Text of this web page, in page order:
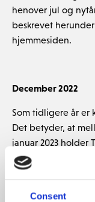
Consent
henover jul og
beskrevet
hjemmesiden.
December 2022
Som tidligere år er
Det betyder, at
januar 2023 holder
inkluderer
i denne periode,